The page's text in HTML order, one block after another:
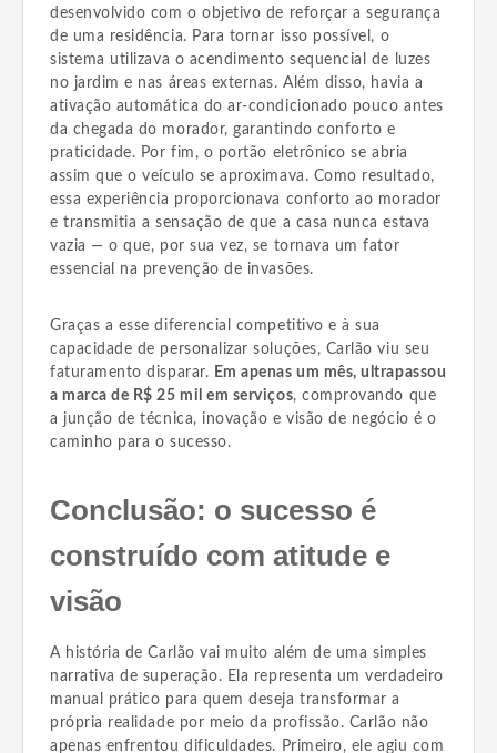
desenvolvido com o objetivo de reforçar a segurança
de uma residência. Para tornar isso possível, o
sistema utilizava o acendimento sequencial de luzes
no jardim e nas áreas externas. Além disso, havia a
ativação automática do ar-condicionado pouco antes
da chegada do morador, garantindo conforto e
praticidade. Por fim, o portão eletrônico se abria
assim que o veículo se aproximava. Como resultado,
essa experiência proporcionava conforto ao morador
e transmitia a sensação de que a casa nunca estava
vazia — o que, por sua vez, se tornava um fator
essencial na prevenção de invasões.
Graças a esse diferencial competitivo e à sua
capacidade de personalizar soluções, Carlão viu seu
faturamento disparar. Em apenas um mês, ultrapassou
a marca de R$ 25 mil em serviços, comprovando que
a junção de técnica, inovação e visão de negócio é o
caminho para o sucesso.
Conclusão: o sucesso é
construído com atitude e
visão
A história de Carlão vai muito além de uma simples
narrativa de superação. Ela representa um verdadeiro
manual prático para quem deseja transformar a
própria realidade por meio da profissão. Carlão não
apenas enfrentou dificuldades. Primeiro, ele agiu com